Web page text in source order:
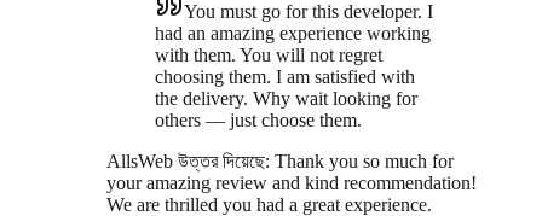
You must go for this developer. I
had an amazing experience working
with them. You will not regret
choosing them. I am satisfied with
the delivery. Why wait looking for
others — just choose them.
AllsWeb উত্তর দিয়েছে: Thank you so much for
your amazing review and kind recommendation!
We are thrilled you had a great experience.